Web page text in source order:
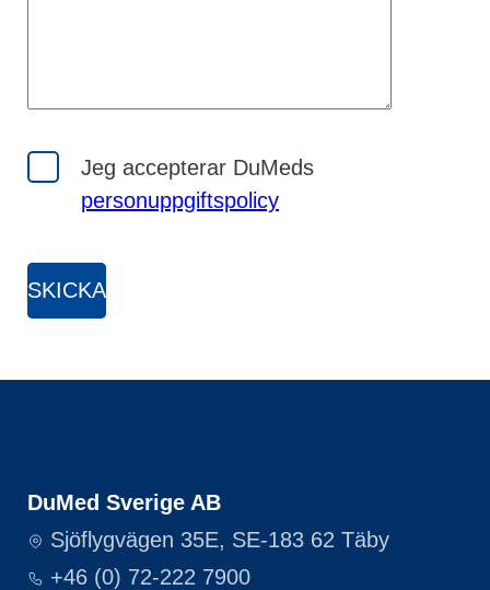
Jeg accepterar DuMeds
personuppgiftspolicy
DuMed Sverige AB
Sjöflygvägen 35E, SE-183 62 Täby
+46 (0) 72-222 7900